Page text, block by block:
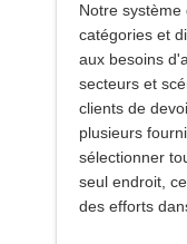
Notre
catégories et
aux besoins
secteurs et
clients de
plusieurs
sélectionner
seul endroit,
des efforts